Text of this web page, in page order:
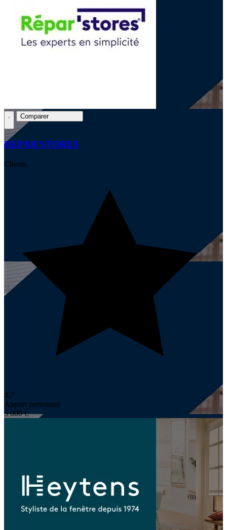
Comparer
REPAR'STORES
Clients
4,7
Apport personnel
5 000 €